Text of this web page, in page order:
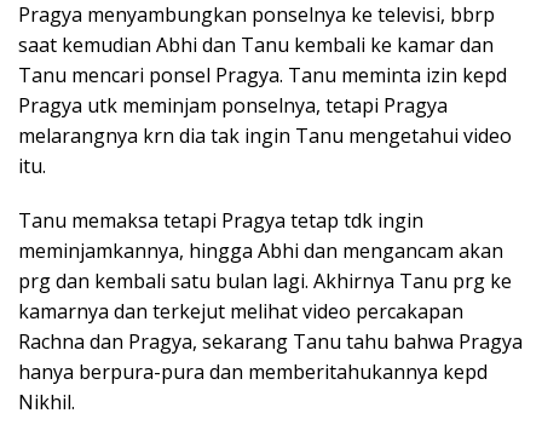
Pragya menyambungkan ponselnya ke televisi, bbrp
saat kemudian Abhi dan Tanu kembali ke kamar dan
Tanu mencari ponsel Pragya. Tanu meminta izin kepd
Pragya utk meminjam ponselnya, tetapi Pragya
melarangnya krn dia tak ingin Tanu mengetahui video
itu.
Tanu memaksa tetapi Pragya tetap tdk ingin
meminjamkannya, hingga Abhi dan mengancam akan
prg dan kembali satu bulan lagi. Akhirnya Tanu prg ke
kamarnya dan terkejut melihat video percakapan
Rachna dan Pragya, sekarang Tanu tahu bahwa Pragya
hanya berpura-pura dan memberitahukannya kepd
Nikhil.